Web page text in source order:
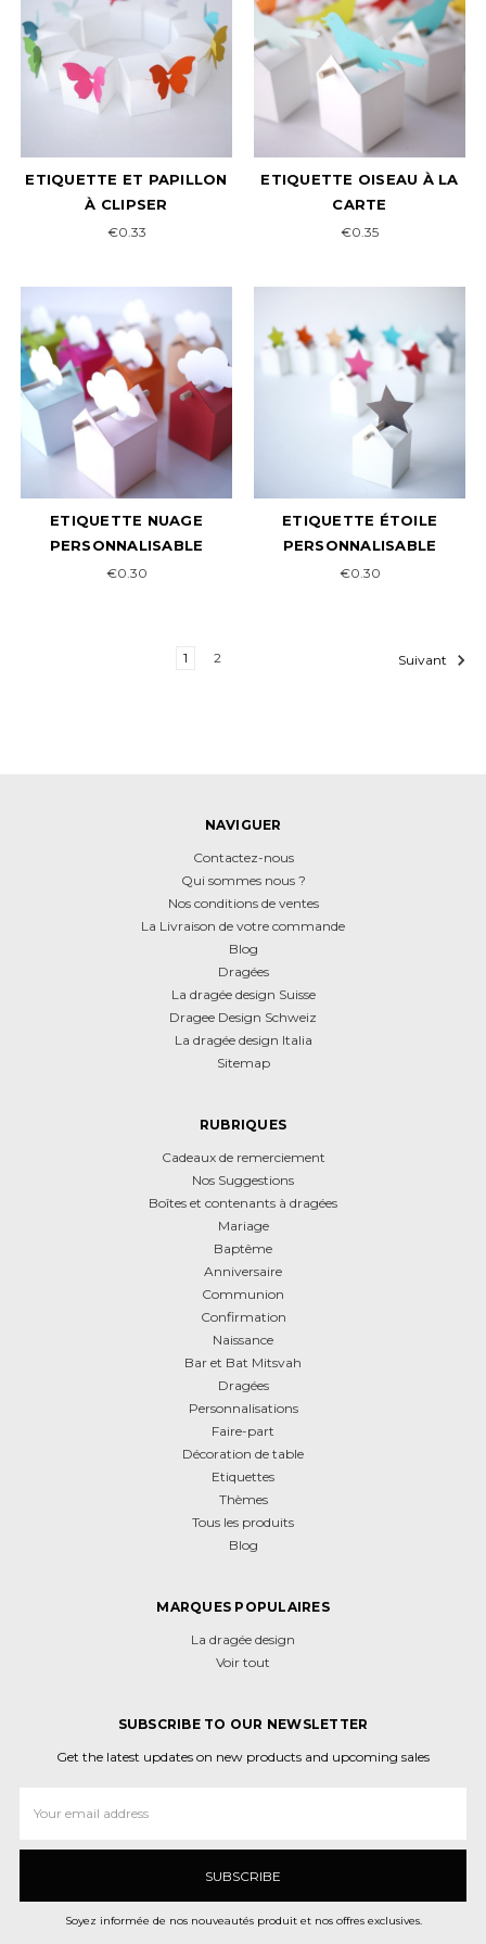
ETIQUETTE ET PAPILLON
À CLIPSER
€0.33
ETIQUETTE OISEAU À LA
CARTE
€0.35
ETIQUETTE NUAGE
PERSONNALISABLE
€0.30
ETIQUETTE ÉTOILE
PERSONNALISABLE
€0.30
1 2 Suivant
NAVIGUER
Contactez-nous
Qui sommes nous ?
Nos conditions de ventes
La Livraison de votre commande
Blog
Dragées
La dragée design Suisse
Dragee Design Schweiz
La dragée design Italia
Sitemap
RUBRIQUES
Cadeaux de remerciement
Nos Suggestions
Boîtes et contenants à dragées
Mariage
Baptême
Anniversaire
Communion
Confirmation
Naissance
Bar et Bat Mitsvah
Dragées
Personnalisations
Faire-part
Décoration de table
Etiquettes
Thèmes
Tous les produits
Blog
MARQUES POPULAIRES
La dragée design
Voir tout
SUBSCRIBE TO OUR NEWSLETTER
Get the latest updates on new products and upcoming sales
Soyez informée de nos nouveautés produit et nos offres exclusives.